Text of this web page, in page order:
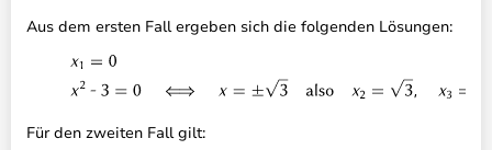
Aus dem ersten Fall ergeben sich die folgenden Lösungen:
Für den zweiten Fall gilt: